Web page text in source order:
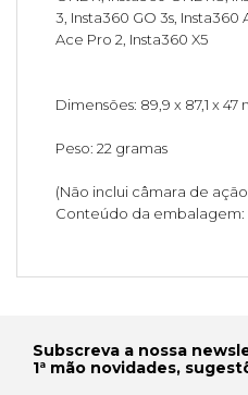
3, Insta360 GO 3s,
Ace Pro 2, Insta360 X5
Dimensões: 89,9 x 87,1 x 47
Peso: 22 gramas
(Não inclui câmara de
Conteúdo da embalagem:
Subscreva a nossa
1ª mão novidades,